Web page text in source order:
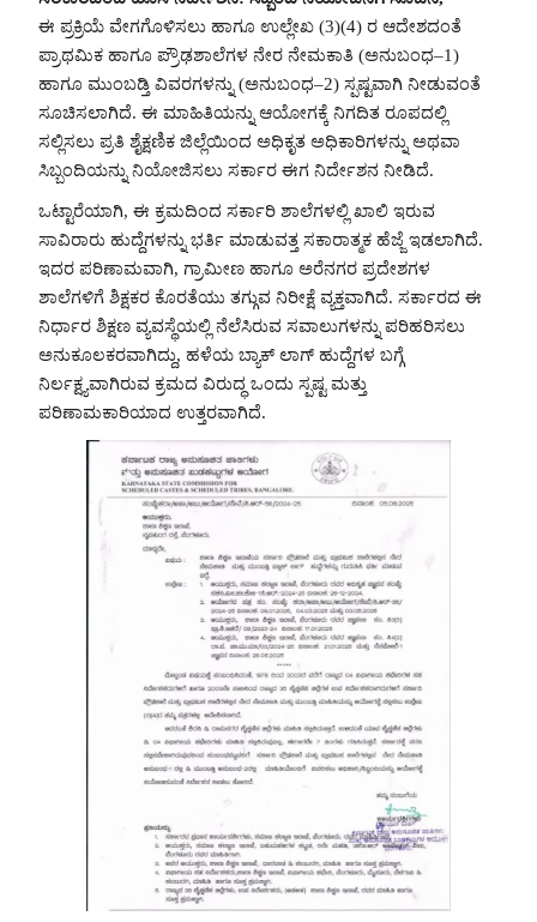
ಈ ಪ್ರಕ್ರಿಯೆ ವೇಗಗೊಳಿಸಲು ಹಾಗೂ ಉಲ್ಲೇಖ (3)(4) ರ ಆದೇಶದಂತೆ
ಪ್ರಾಥಮಿಕ ಹಾಗೂ ಪ್ರೌಢಶಾಲೆಗಳ ನೇರ ನೇಮಕಾತಿ (ಅನುಬಂಧ–1)
ಹಾಗೂ ಮುಂಬಡ್ತಿ ವಿವರಗಳನ್ನು (ಅನುಬಂಧ–2) ಸ್ಪಷ್ಟವಾಗಿ ನೀಡುವಂತೆ
ಸೂಚಿಸಲಾಗಿದೆ. ಈ ಮಾಹಿತಿಯನ್ನು ಆಯೋಗಕ್ಕೆ ನಿಗದಿತ ರೂಪದಲ್ಲಿ
ಸಲ್ಲಿಸಲು ಪ್ರತಿ ಶೈಕ್ಷಣಿಕ ಜಿಲ್ಲೆಯಿಂದ ಅಧಿಕೃತ ಅಧಿಕಾರಿಗಳನ್ನು ಅಥವಾ
ಸಿಬ್ಬಂದಿಯನ್ನು ನಿಯೋಜಿಸಲು ಸರ್ಕಾರ ಈಗ ನಿರ್ದೇಶನ ನೀಡಿದೆ.
ಒಟ್ಟಾರೆಯಾಗಿ, ಈ ಕ್ರಮದಿಂದ ಸರ್ಕಾರಿ ಶಾಲೆಗಳಲ್ಲಿ ಖಾಲಿ ಇರುವ
ಸಾವಿರಾರು ಹುದ್ದೆಗಳನ್ನು ಭರ್ತಿ ಮಾಡುವತ್ತ ಸಕಾರಾತ್ಮಕ ಹೆಜ್ಜೆ ಇಡಲಾಗಿದೆ.
ಇದರ ಪರಿಣಾಮವಾಗಿ, ಗ್ರಾಮೀಣ ಹಾಗೂ ಅರೆನಗರ ಪ್ರದೇಶಗಳ
ಶಾಲೆಗಳಿಗೆ ಶಿಕ್ಷಕರ ಕೊರತೆಯು ತಗ್ಗುವ ನಿರೀಕ್ಷೆ ವ್ಯಕ್ತವಾಗಿದೆ. ಸರ್ಕಾರದ ಈ
ನಿರ್ಧಾರ ಶಿಕ್ಷಣ ವ್ಯವಸ್ಥೆಯಲ್ಲಿ ನೆಲೆಸಿರುವ ಸವಾಲುಗಳನ್ನು ಪರಿಹರಿಸಲು
ಅನುಕೂಲಕರವಾಗಿದ್ದು, ಹಳೆಯ ಬ್ಯಾಕ್‌ ಲಾಗ್‌ ಹುದ್ದೆಗಳ ಬಗ್ಗೆ
ನಿರ್ಲಕ್ಷ್ಯವಾಗಿರುವ ಕ್ರಮದ ವಿರುದ್ಧ ಒಂದು ಸ್ಪಷ್ಟ ಮತ್ತು
ಪರಿಣಾಮಕಾರಿಯಾದ ಉತ್ತರವಾಗಿದೆ.